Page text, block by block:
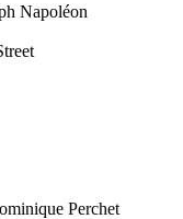
Napoléon
Perchet